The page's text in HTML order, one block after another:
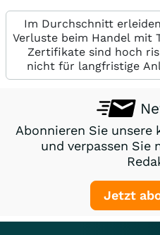
Im Durchschnitt
Verluste beim Handel mit
Zertifikate sind hoch
nicht für langfristige
Abonnieren Sie
und verpassen Sie
Jetzt